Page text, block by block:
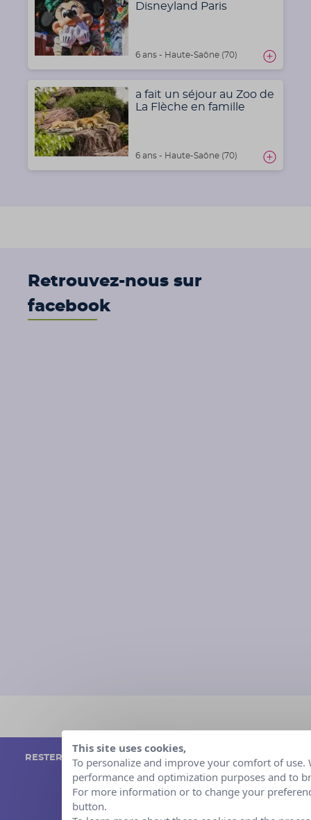
Disneyland Paris
6 ans - Haute-Saône (70)
a fait un séjour au Zoo de
La Flèche en famille
6 ans - Haute-Saône (70)
Retrouvez-nous sur
facebook
RESTER INFORMÉ DES ACTUALITÉS DE L'ASSOCIATION
S'ABONNER À LA NEWSLETTER
This site uses cookies,
To personalize and improve your comfort of use.
performance and optimization purposes and to
For more information or to change your
button.